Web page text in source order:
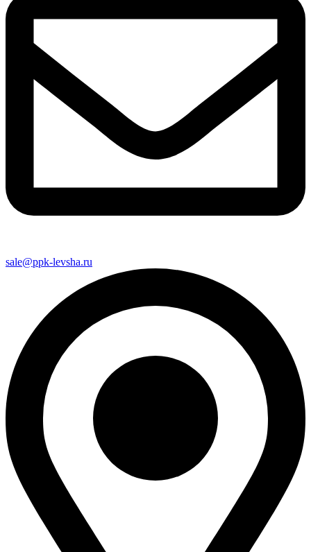
sale@ppk-levsha.ru